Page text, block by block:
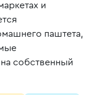
и
паштета,
собственный